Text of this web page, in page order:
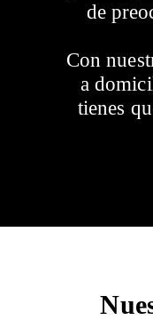
de
Con
a
tienes